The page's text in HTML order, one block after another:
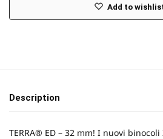
Add to
Description
TERRA® ED – 32 mm! I nuovi binocoli